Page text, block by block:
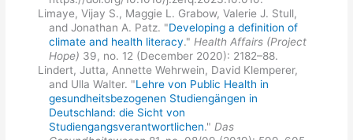
Limaye, Vijay S., Maggie L. Grabow, Valerie J. Stull,
and Jonathan A. Patz. "Developing a definition of
climate and health literacy." Health Affairs (Project
Hope) 39, no. 12 (December 2020): 2182–88.
Lindert, Jutta, Annette Wehrwein, David Klemperer,
and Ulla Walter. "Lehre von Public Health in
gesundheitsbezogenen Studiengängen in
Deutschland: die Sicht von
Studiengangsverantwortlichen." Das